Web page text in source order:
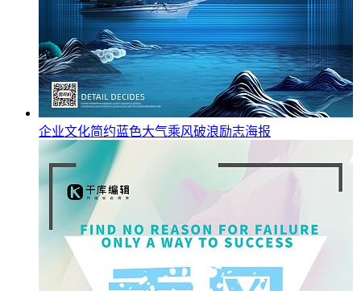
企业文化简约蓝色大气乘风破浪励志海报